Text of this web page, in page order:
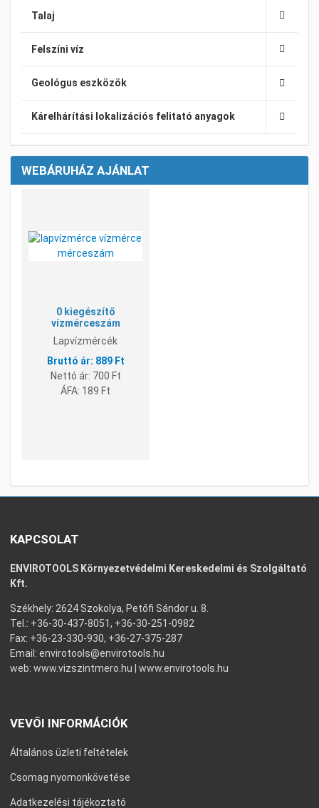
Talaj
Felszíni víz
Geológus eszközök
Kárelhárítási lokalizációs felitató anyagok
WEBÁRUHÁZ AJÁNLAT
0 kiegészítő
vízmérceszám
Lapvízmércék
889 Ft
Nettó ár: 700 Ft
ÁFA: 189 Ft
KAPCSOLAT
ENVIROTOOLS Környezetvédelmi Kereskedelmi és Szolgáltató
Kft.
Székhely: 2624 Szokolya, Petőfi Sándor u. 8.
Tel.: +36-30-437-8051, +36-30-251-0982
Fax: +36-23-330-930, +36-27-375-287
Email: envirotools@envirotools.hu
web: www.vizszintmero.hu www.envirotools.hu
VEVŐI INFORMÁCIÓK
Általános üzleti feltételek
Csomag nyomonkövetése
Adatkezelési tájékoztató